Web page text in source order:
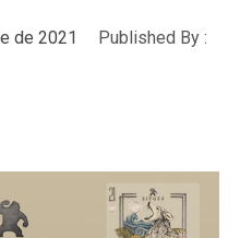
de 2021
Published By :